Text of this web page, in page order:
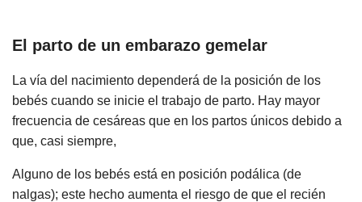
El parto de un embarazo gemelar
La vía del nacimiento dependerá de la posición de los
bebés cuando se inicie el trabajo de parto. Hay mayor
frecuencia de cesáreas que en los partos únicos debido a
que, casi siempre,
Alguno de los bebés está en posición podálica (de
nalgas); este hecho aumenta el riesgo de que el recién